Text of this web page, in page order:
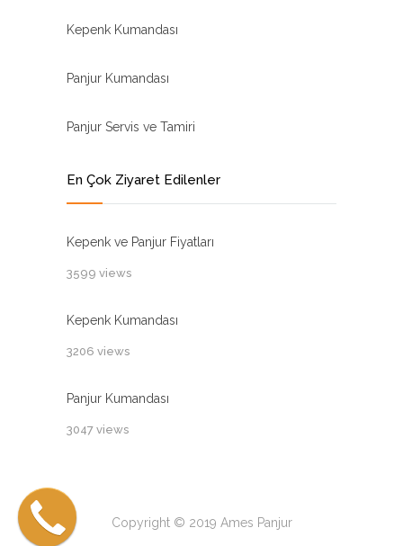
Kepenk Kumandası
Panjur Kumandası
Panjur Servis ve Tamiri
En Çok Ziyaret Edilenler
Kepenk ve Panjur Fiyatları
3599 views
Kepenk Kumandası
3206 views
Panjur Kumandası
3047 views
Copyright © 2019 Ames Panjur